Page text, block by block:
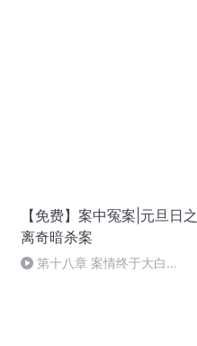
【免费】案中冤案|元旦日之
离奇暗杀案
第十八章 案情终于大白